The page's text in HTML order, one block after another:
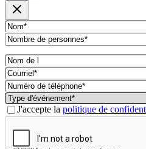
Fermer la fenêtre modale
Nom(obligatoire)
Nombre
de
personnes*
(obligatoire)
d'entrée
en
vigueur(obligatoire)
MM
barre
oblique
DD
barre
oblique
AAAA
Nom
de
l'entreprise(obligatoire)
Courriel(Obligatoire)
Numéro
de
téléphone*
(obligatoire)
Type
d'événement*
(Obligatoire)
Consentement(obligatoire)
J'accepte la politique de
CAPTCHA